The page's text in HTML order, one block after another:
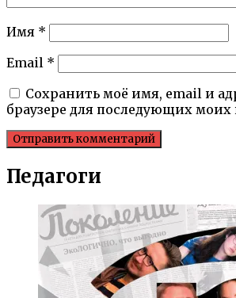
Имя *
Email *
Сохранить моё имя, email и
браузере для последующих
Педагоги